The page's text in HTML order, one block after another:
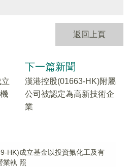
返回上頁
下一篇新聞
漢港控股(01663-HK)附屬
公司被認定為高新技術企
業
HK)成立基金以投資氟化工及有
業執 照